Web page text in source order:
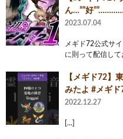
ん…””好
2023.07.04
メギド72公式サ
に則って配信し
【メギド72】
みたよ #メギド
2022.12.27
[…]